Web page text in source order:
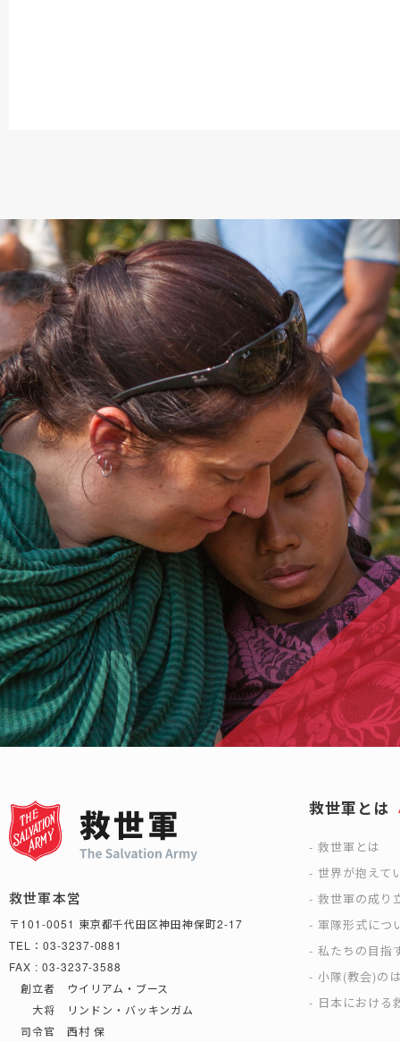
救世軍本営
〒101-0051 東京都千代田区神田神保町2-17
TEL：03-3237-0881
FAX : 03-3237-3588
創立者 ウイリアム・ブース
大将 リンドン・バッキンガム
司令官 西村 保
救世軍とは
救世軍とは
世界が抱えて
救世軍の成り
軍隊形式につ
私たちの目指
小隊(教会)の
日本における